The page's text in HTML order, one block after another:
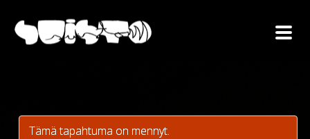
Tämä tapahtuma on mennyt.